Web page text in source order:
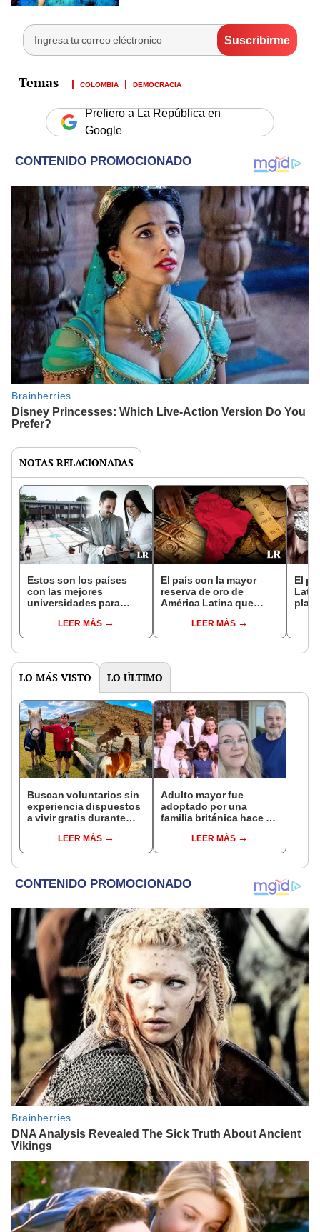
COLOMBIA DEMOCRACIA
Prefiero a La República en
Google
NOTAS RELACIONADAS
Estos son los países
con las mejores
universidades para
en América Latina
LEER MÁS
El país con la mayor
reserva de oro de
América Latina que
MéxicoLEER MÁS
El
LO MÁS VISTO LO ÚLTIMO
Buscan voluntarios sin
experiencia dispuestos
a vivir gratis durante
cuidar caballos, burros
y otros animales
LEER MÁS
Adulto mayor fue
adoptado por una
familia británica hace 65
sus raíces mediante
ADN ocurre lo
un pajar”
LEER MÁS